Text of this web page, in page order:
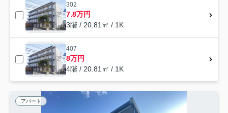
302
7.8万円
3階 / 20.81㎡ / 1K
407
8万円
4階 / 20.81㎡ / 1K
アパート